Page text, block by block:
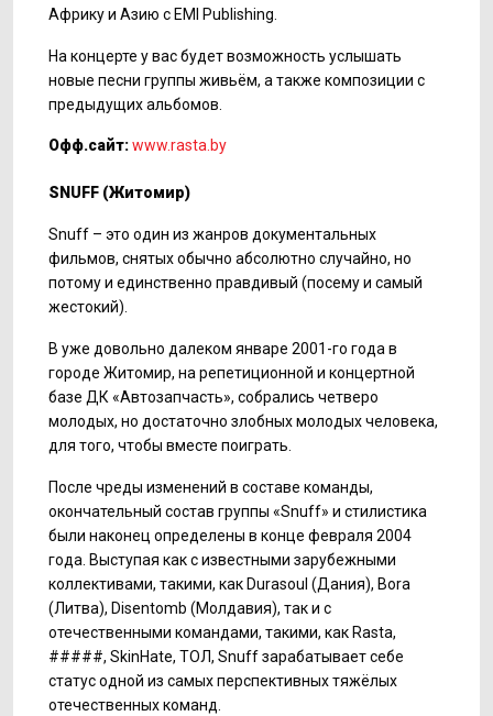
Африку и Азию с EMI Publishing.
На концерте у вас будет возможность услышать
новые песни группы живьём, а также композиции с
предыдущих альбомов.
Офф.сайт:www.rasta.by
SNUFF (Житомир)
Snuff – это один из жанров документальных
фильмов, снятых обычно абсолютно случайно, но
потому и единственно правдивый (посему и самый
жестокий).
В уже довольно далеком январе 2001-го года в
городе Житомир, на репетиционной и концертной
базе ДК «Автозапчасть», собрались четверо
молодых, но достаточно злобных молодых человека,
для того, чтобы вместе поиграть.
После чреды изменений в составе команды,
окончательный состав группы «Snuff» и стилистика
были наконец определены в конце февраля 2004
года. Выступая как с известными зарубежными
коллективами, такими, как Durasoul (Дания), Bora
(Литва), Disentomb (Молдавия), так и с
отечественными командами, такими, как Rasta,
#####, SkinHate, ТОЛ, Snuff зарабатывает себе
статус одной из самых перспективных тяжёлых
отечественных команд.